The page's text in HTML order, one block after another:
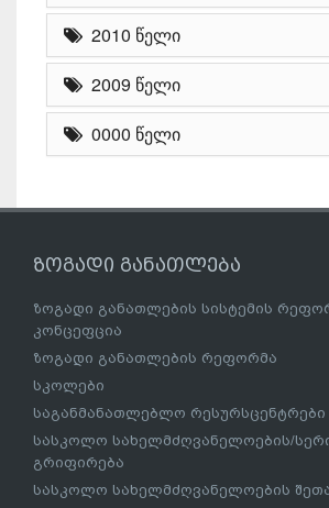
2010 წელი
2009 წელი
0000 წელი
ზოგადი განათლება
ზოგადი განათლების სისტემის
კონცეფცია
ზოგადი განათლების რეფორმა
სკოლები
საგანმანათლებლო რესურსცენტრები
სასკოლო სახელმძღვანელოების/
გრიფირება
სასკოლო სახელმძღვანელოების